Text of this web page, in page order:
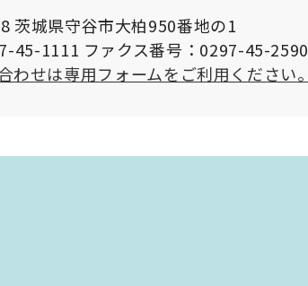
茨城県守谷市大柏950番地の1
45-1111 ファクス番号：0297-45-2590
わせは専用フォームをご利用ください。